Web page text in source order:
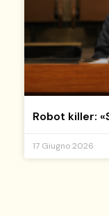
Robot killer:
17 Giugno 2026